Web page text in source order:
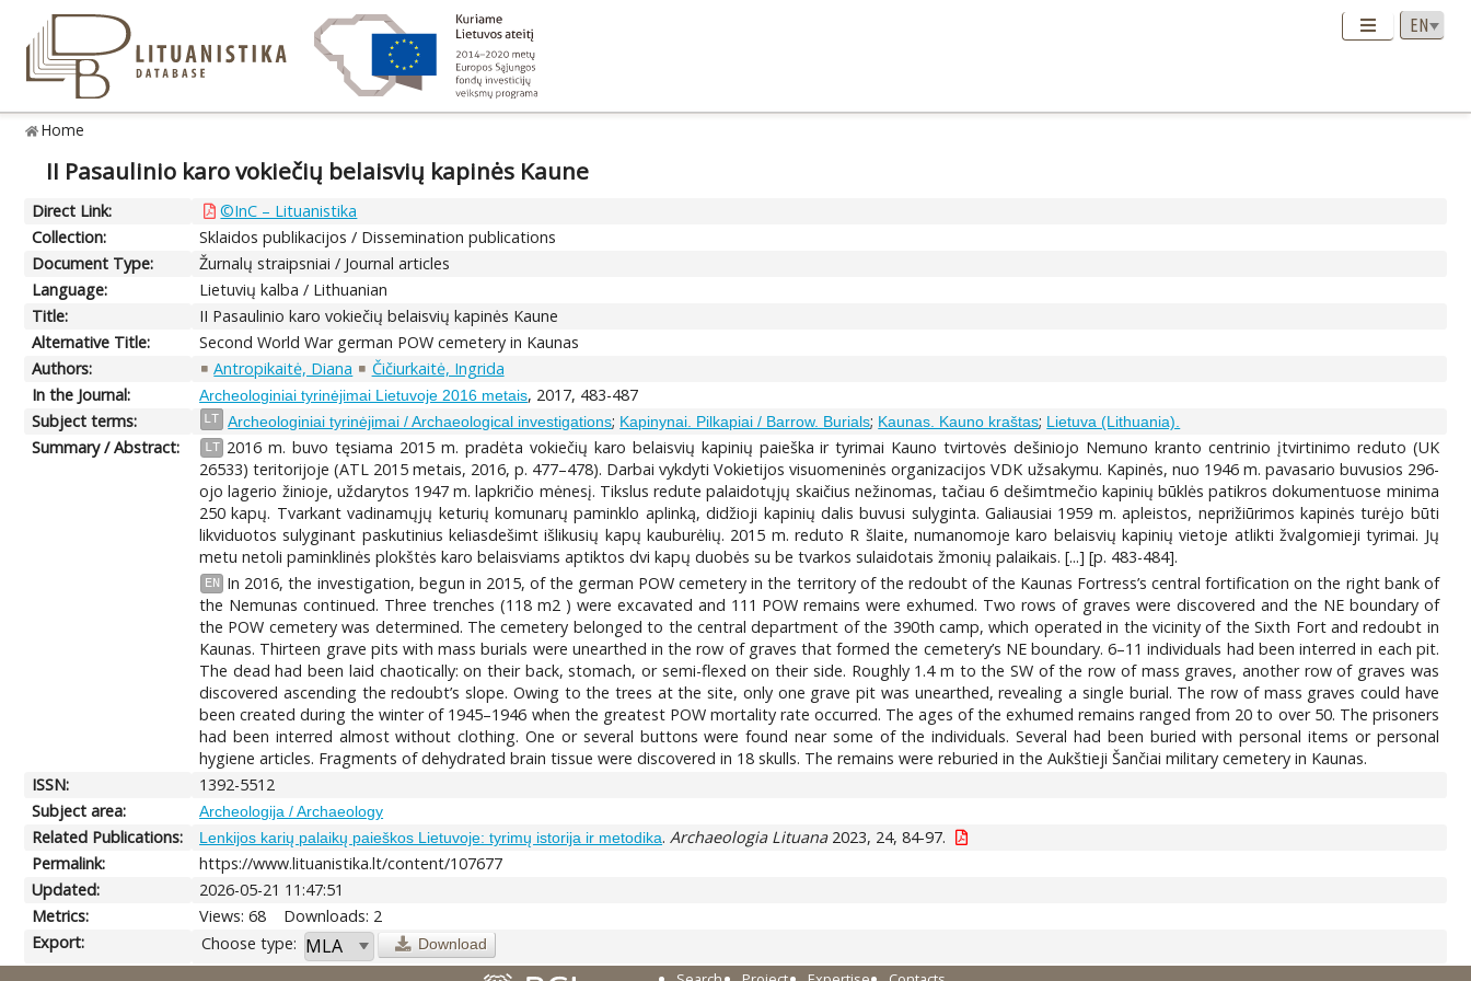
Home
II Pasaulinio karo vokiečių belaisvių kapinės Kaune
Direct Link:
©InC – Lituanistika
Collection:
Sklaidos publikacijos / Dissemination publications
Document Type:
Žurnalų straipsniai / Journal articles
Language:
Lietuvių kalba / Lithuanian
Title:
II Pasaulinio karo vokiečių belaisvių kapinės Kaune
Alternative Title:
Second World War german POW cemetery in Kaunas
Authors:
Antropikaitė, Diana
Čičiurkaitė, Ingrida
In the Journal:
Archeologiniai tyrinėjimai Lietuvoje 2016 metais, 2017, 483-487
Subject terms:
LT Archeologiniai tyrinėjimai / Archaeological investigations; Kapinynai. Pilkapiai / Barrow. Burials; Kaunas. Kauno kraštas; Lietuva (Lithuania).
Summary / Abstract: LT 2016 m. buvo tęsiama 2015 m. pradėta vokiečių karo belaisvių kapinių paieška ir tyrimai Kauno tvirtovės dešiniojo Nemuno kranto centrinio įtvirtinimo reduto (UK
26533) teritorijoje (ATL 2015 metais, 2016, p. 477–478). Darbai vykdyti Vokietijos visuomeninės organizacijos VDK užsakymu. Kapinės, nuo 1946 m. pavasario buvusios 296-
ojo lagerio žinioje, uždarytos 1947 m. lapkričio mėnesį. Tikslus redute palaidotųjų skaičius nežinomas, tačiau 6 dešimtmečio kapinių būklės patikros dokumentuose minima
250 kapų. Tvarkant vadinamųjų keturių komunarų paminklo aplinką, didžioji kapinių dalis buvusi sulyginta. Galiausiai 1959 m. apleistos, neprižiūrimos kapinės turėjo būti
likviduotos sulyginant paskutinius keliasdešimt išlikusių kapų kauburėlių. 2015 m. reduto R šlaite, numanomoje karo belaisvių kapinių vietoje atlikti žvalgomieji tyrimai. Jų
metu netoli paminklinės plokštės karo belaisviams aptiktos dvi kapų duobės su be tvarkos sulaidotais žmonių palaikais. [...] [p. 483-484].
EN
In 2016, the investigation, begun in 2015, of the german POW cemetery in the territory of the redoubt of the Kaunas Fortress’s central fortification on the right bank of
the Nemunas continued. Three trenches (118 m2 ) were excavated and 111 POW remains were exhumed. Two rows of graves were discovered and the NE boundary of
the POW cemetery was determined. The cemetery belonged to the central department of the 390th camp, which operated in the vicinity of the Sixth Fort and redoubt in
Kaunas. Thirteen grave pits with mass burials were unearthed in the row of graves that formed the cemetery’s NE boundary. 6–11 individuals had been interred in each pit.
The dead had been laid chaotically: on their back, stomach, or semi-flexed on their side. Roughly 1.4 m to the SW of the row of mass graves, another row of graves was
discovered ascending the redoubt’s slope. Owing to the trees at the site, only one grave pit was unearthed, revealing a single burial. The row of mass graves could have
been created during the winter of 1945–1946 when the greatest POW mortality rate occurred. The ages of the exhumed remains ranged from 20 to over 50. The prisoners
had been interred almost without clothing. One or several buttons were found near some of the individuals. Several had been buried with personal items or personal
hygiene articles. Fragments of dehydrated brain tissue were discovered in 18 skulls. The remains were reburied in the Aukštieji Šančiai military cemetery in Kaunas.
ISSN:
1392-5512
Subject area:
Archeologija / Archaeology
Related Publications: Lenkijos karių palaikų paieškos Lietuvoje: tyrimų istorija ir metodika. Archaeologia Lituana2023, 24, 84-97.
Permalink:
https://www.lituanistika.lt/content/107677
Updated:
2026-05-21 11:47:51
Metrics:
Views: 68
Downloads: 2
Export:
Choose type: Download